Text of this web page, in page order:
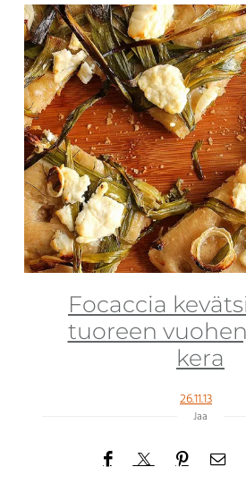
Focaccia
tuoreen
kera
26.11.13
Jaa